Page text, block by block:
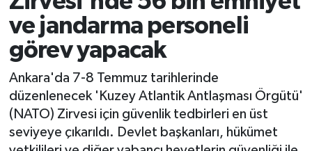
ve jandarma personeli
görev yapacak
Ankara'da 7-8 Temmuz tarihlerinde
düzenlenecek 'Kuzey Atlantik Antlaşması Örgütü'
(NATO) Zirvesi için güvenlik tedbirleri en üst
seviyeye çıkarıldı. Devlet başkanları, hükümet
Ekonomi
Sağlık
Tokat Haber